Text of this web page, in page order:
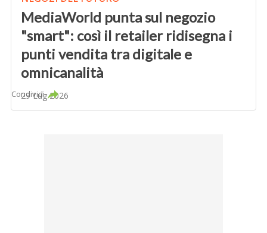
MediaWorld punta sul negozio
"smart": così il retailer ridisegna i
punti vendita tra digitale e
omnicanalità
29 Lug 2026
Condividi